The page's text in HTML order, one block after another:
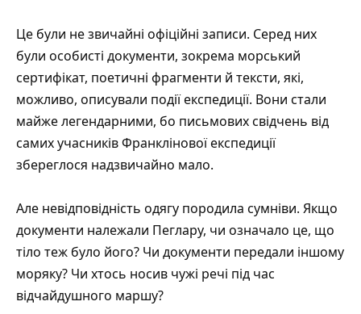
Це були не звичайні офіційні записи. Серед них
були особисті документи, зокрема морський
сертифікат, поетичні фрагменти й тексти, які,
можливо, описували події експедиції. Вони стали
майже легендарними, бо письмових свідчень від
самих учасників Франклінової експедиції
збереглося надзвичайно мало.
Але невідповідність одягу породила сумніви. Якщо
документи належали Пеглару, чи означало це, що
тіло теж було його? Чи документи передали іншому
моряку? Чи хтось носив чужі речі під час
відчайдушного маршу?